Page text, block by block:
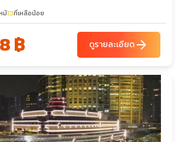
ม้confirmation_numberที่เหลือน้อย
฿ ดูรายละเอียดarrow_forward